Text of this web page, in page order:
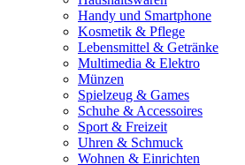
Handy und Smartphone
Kosmetik & Pflege
Lebensmittel & Getränke
Multimedia & Elektro
Münzen
Spielzeug & Games
Schuhe & Accessoires
Sport & Freizeit
Uhren & Schmuck
Wohnen & Einrichten